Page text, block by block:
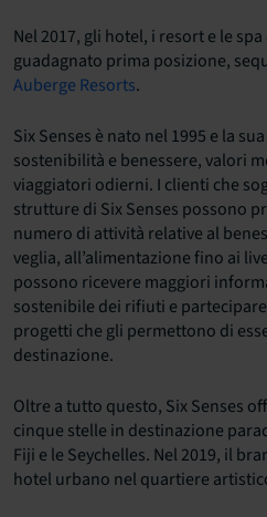
Nel 2017, gli hotel, i resort e le
guadagnato prima posizione,
Auberge Resorts.
Six Senses è nato nel 1995 e la
sostenibilità e benessere, valori
viaggiatori odierni. I clienti che
strutture di Six Senses possono
numero di attività relative al
veglia, all’alimentazione fino ai
possono ricevere maggiori
sostenibile dei rifiuti e
progetti che gli permettono di
destinazione.
Oltre a tutto questo, Six Senses
cinque stelle in destinazione
Fiji e le Seychelles. Nel 2019, il
hotel urbano nel quartiere